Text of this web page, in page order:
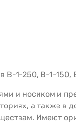
В-1-250, В-1-
и носиком и
а также
Имеют